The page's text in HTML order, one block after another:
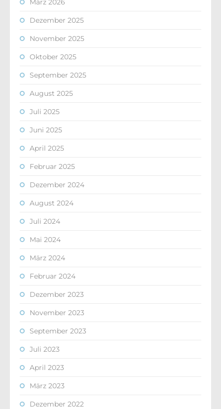
März 2026
Dezember 2025
November 2025
Oktober 2025
September 2025
August 2025
Juli 2025
Juni 2025
April 2025
Februar 2025
Dezember 2024
August 2024
Juli 2024
Mai 2024
März 2024
Februar 2024
Dezember 2023
November 2023
September 2023
Juli 2023
April 2023
März 2023
Dezember 2022